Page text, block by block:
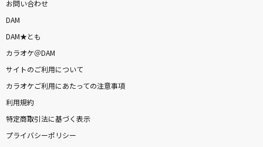
BOOWY
KING
Kanaria
恋人ごっこ
お問い合わせ
DAM
DAM★とも
カラオケ＠DAM
サイトのご利用について
カラオケご利用にあたっての注意事項
利用規約
特定商取引法に基づく表示
プライバシーポリシー